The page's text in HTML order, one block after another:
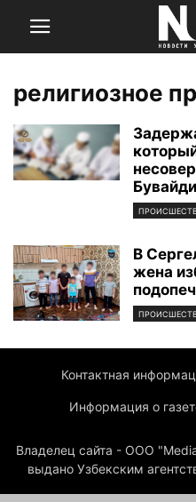
религиозное
В
жена
Контактная
Информация о
Владелец сайта - ООО
выдано Узбекским